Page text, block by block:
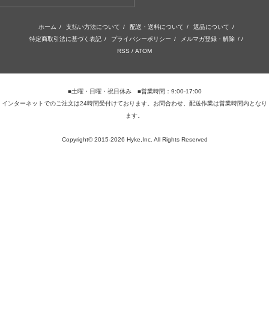
ホーム / 支払い方法について / 配送・送料について / 返品について /
特定商取引法に基づく表記 / プライバシーポリシー / メルマガ登録・解除 / /
RSS / ATOM
■土曜・日曜・祝日休み ■営業時間：9:00-17:00
インターネットでのご注文は24時間受付けております。お問合わせ、配送作業は営業時間内となり
ます。
Copyright© 2015-2026 Hyke,Inc. All Rights Reserved